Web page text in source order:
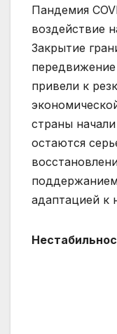
Пандемия
воздействие
Закрытие
привели к
страны
остаются
адаптацией к